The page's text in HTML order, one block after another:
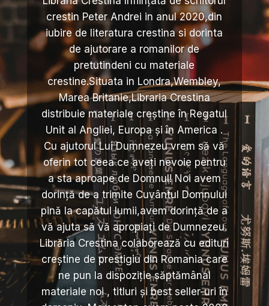
crestin Peter Andrei in anul 2020,din
iubire de literatura crestina si dorinta
de ajutorare a romanilor de
pretutindeni cu materiale
crestine.Situata in Londra,Wembley,
Marea Britanie,Libraria Crestina
distribuie materiale creștine în Regatul
Unit al Angliei, Europa și în America .
Cu ajutorul Lui Dumnezeu vrem să vă
oferin tot ceea ce aveți nevoie pentru
a sta aproape de Domnul! Noi avem
dorință de a trimite Cuvântul Domnului
pină la capătul lumii,avem dorință de a
vă ajuta să vă apropiați de Dumnezeu.
Librăria Crestina colaborează cu edituri
creștine de prestigiu din Romania care
ne pun la dispoziție săptămânal
materiale noi , titluri și best seller-uri în